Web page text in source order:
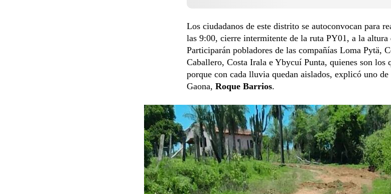
Los ciudadanos de este distrito se autoconvocan para
las 9:00, cierre intermitente de la ruta PY01, a la
Participarán pobladores de las compañías Loma Pytä,
Caballero, Costa Irala e Ybycuí Punta, quienes son los
porque con cada lluvia quedan aislados, explicó uno de
Gaona, Roque Barrios.